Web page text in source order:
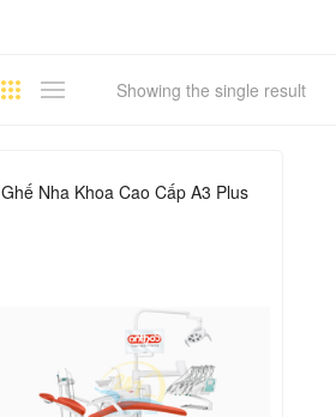
Showing the single result
Ghế Nha Khoa Cao Cấp A3 Plus